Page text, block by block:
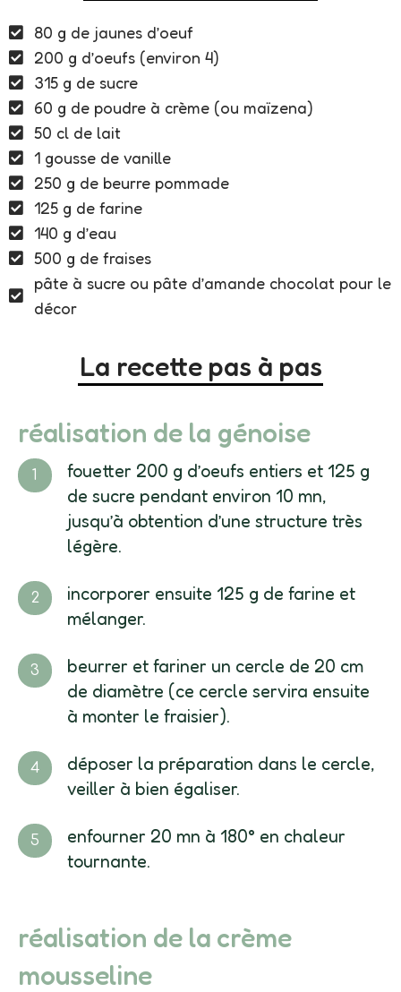
80 g de jaunes d’oeuf
200 g d’oeufs (environ 4)
315 g de sucre
60 g de poudre à crème (ou maïzena)
50 cl de lait
1 gousse de vanille
250 g de beurre pommade
125 g de farine
140 g d’eau
500 g de fraises
pâte à sucre ou pâte d’amande chocolat pour le
décor
La recette pas à pas
réalisation de la génoise
fouetter 200 g d’oeufs entiers et 125 g
de sucre pendant environ 10 mn,
jusqu’à obtention d’une structure très
légère.
incorporer ensuite 125 g de farine et
mélanger.
beurrer et fariner un cercle de 20 cm
de diamètre (ce cercle servira ensuite
à monter le fraisier).
déposer la préparation dans le cercle,
veiller à bien égaliser.
enfourner 20 mn à 180° en chaleur
tournante.
réalisation de la crème
mousseline